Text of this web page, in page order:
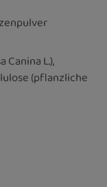
Canina L.),
(pflanzliche